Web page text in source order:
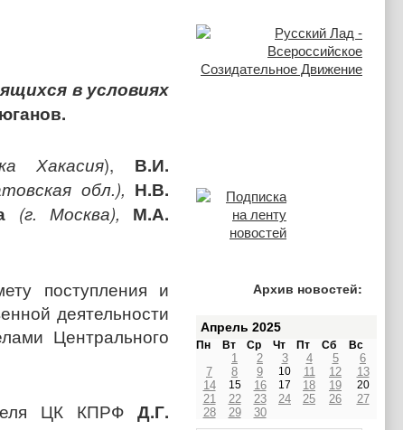
в условиях
Хакасия), В.И.
обл.), Н.В.
(г. Москва), М.А.
поступления и
деятельности
Центрального
ЦК КПРФ Д.Г.
Архив новостей:
Апрель 2025
Пн Вт Ср Чт Пт Сб Вс
1 2 3 4 5
6
7
8 9 10 11 12
13
14
15 16 17 18 19 20
21 22 23 24 25 26
27
28
29 30